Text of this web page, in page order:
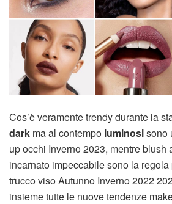
Cos’è veramente trendy durante la
dark ma al contempo luminosisono
up occhi Inverno 2023, mentre blush
incarnato impeccabile sono la
trucco viso Autunno Inverno 2022
insieme tutte le nuove tendenze